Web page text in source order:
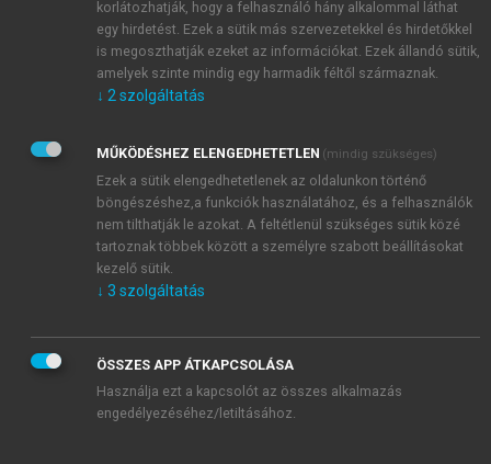
Kérek értesítést a MeRSZ újdonságairól, akcióiról.
Kérek értesítést az Akadémiai Kiadó Zrt. újdonságairól,
Adatkezelési tájékoztatóbanfoglaltakat tudomásul
veszem és elfogadom.
Általános vásárlási feltételeket, valamint a szotar.netés a
mersz.huoldalak licencszerződéseiben foglaltakat
tudomásul veszem és elfogadom.
KIPRÓBÁLOM
korlátozhatják, hogy a felhasználó hány alkalommal láthat
egy hirdetést. Ezek a sütik más szervezetekkel és hirdetőkkel
is megoszthatják ezeket az információkat. Ezek állandó sütik,
amelyek szinte mindig egy harmadik féltől származnak.
↓ 2 szolgáltatás
MŰKÖDÉSHEZ ELENGEDHETETLEN (mindig szükséges)
Ezek a sütik elengedhetetlenek az oldalunkon történő
böngészéshez,a funkciók használatához, és a felhasználók
nem tilthatják le azokat. A feltétlenül szükséges sütik közé
tartoznak többek között a személyre szabott beállításokat
kezelő sütik.
↓ 3 szolgáltatás
ÖSSZES APP ÁTKAPCSOLÁSA
Használja ezt a kapcsolót az összes alkalmazás
engedélyezéséhez/letiltásához.